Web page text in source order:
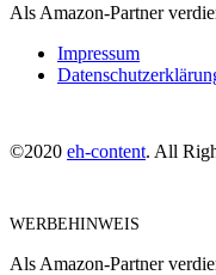
Als Amazon-Partner
Impressum
©2020 eh-content. All
WERBEHINWEIS
Als Amazon-Partner